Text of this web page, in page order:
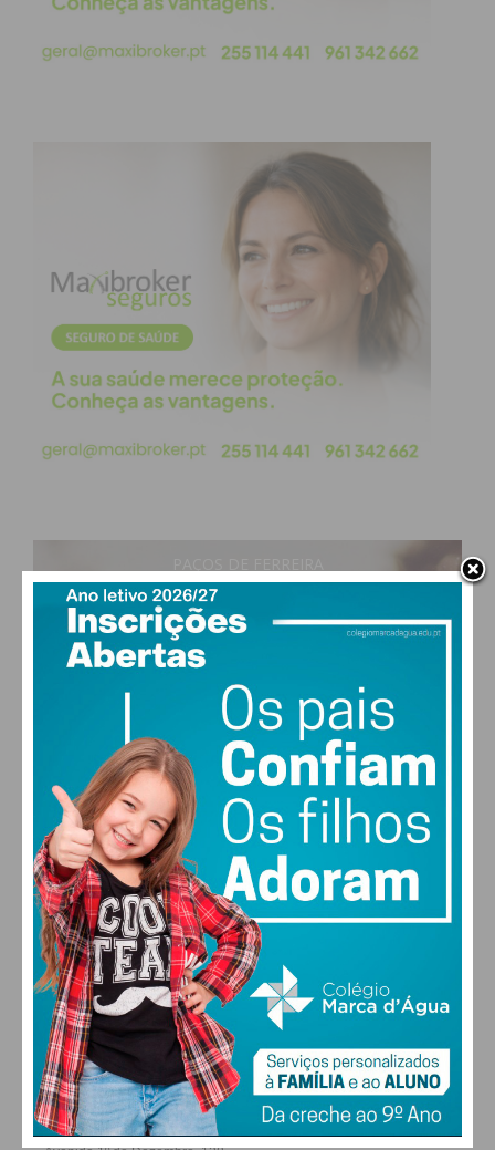
19°
clear sky
64% humidade
30°
SEX
28
SÁB
28°
DOM
29°
SEG
ALTERAR
FARMACIAS DE SERVIÇO EM PAÇOS DE
FERREIRA